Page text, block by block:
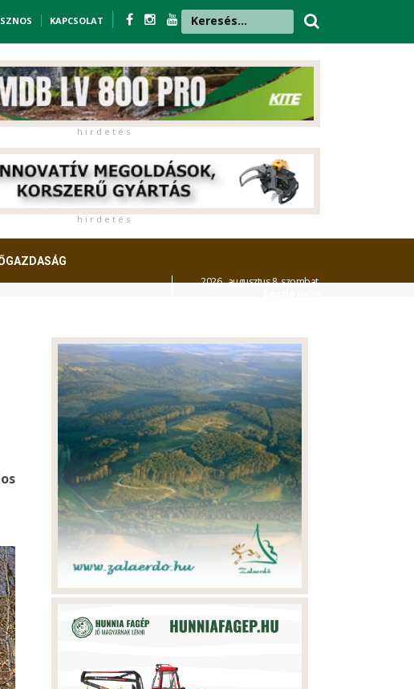
KAPCSOLAT
h i r d e t é s
h i r d e t é s
2026. augusztus 8. szombat,